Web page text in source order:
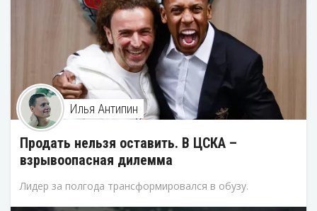
Илья Антипин
Продать нельзя оставить. В ЦСКА –
взрывоопасная дилемма
Лидер за полгода трансформировался в обузу.